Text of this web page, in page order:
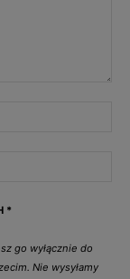
*
go wyłącznie do
Nie wysyłamy